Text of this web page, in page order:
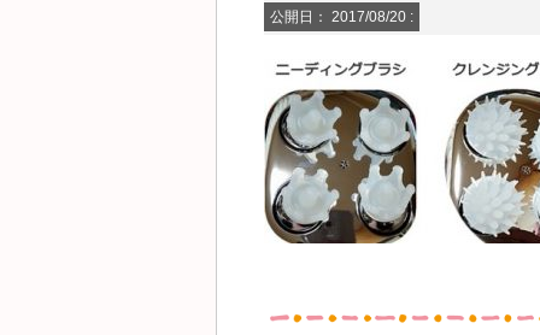
公開日： 2017/08/20 :